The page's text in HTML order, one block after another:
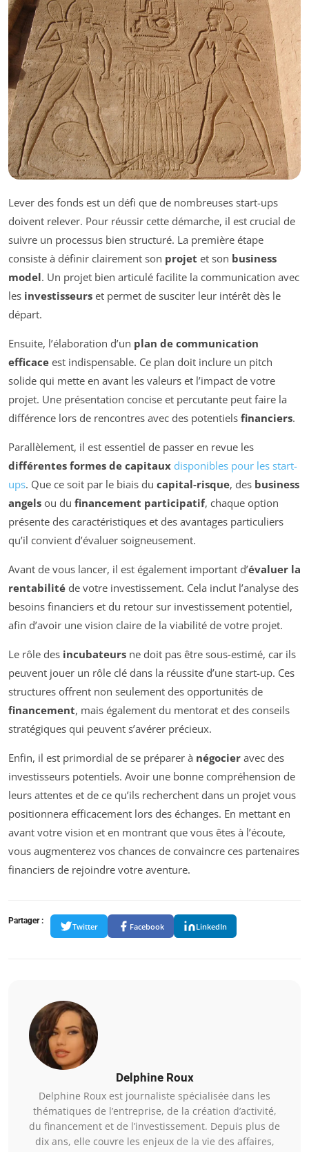
Lever des fonds est un défi que de nombreuses start-ups
doivent relever. Pour réussir cette démarche, il est crucial de
suivre un processus bien structuré. La première étape
consiste à définir clairement son projet et son business
model. Un projet bien articulé facilite la communication avec
les investisseurs et permet de susciter leur intérêt dès le
départ.
Ensuite, l’élaboration d’un plan de communication
efficace est indispensable. Ce plan doit inclure un pitch
solide qui mette en avant les valeurs et l’impact de votre
projet. Une présentation concise et percutante peut faire la
différence lors de rencontres avec des potentiels financiers.
Parallèlement, il est essentiel de passer en revue les
différentes formes de capitaux disponibles pour les start-
ups. Que ce soit par le biais du capital-risque, des business
angels ou du financement participatif, chaque option
présente des caractéristiques et des avantages particuliers
qu’il convient d’évaluer soigneusement.
Avant de vous lancer, il est également important d’évaluer la
rentabilité de votre investissement. Cela inclut l’analyse des
besoins financiers et du retour sur investissement potentiel,
afin d’avoir une vision claire de la viabilité de votre projet.
Le rôle des incubateurs ne doit pas être sous-estimé, car ils
peuvent jouer un rôle clé dans la réussite d’une start-up. Ces
structures offrent non seulement des opportunités de
financement, mais également du mentorat et des conseils
stratégiques qui peuvent s’avérer précieux.
Enfin, il est primordial de se préparer à négocier avec des
investisseurs potentiels. Avoir une bonne compréhension de
leurs attentes et de ce qu’ils recherchent dans un projet vous
positionnera efficacement lors des échanges. En mettant en
avant votre vision et en montrant que vous êtes à l’écoute,
vous augmenterez vos chances de convaincre ces partenaires
financiers de rejoindre votre aventure.
Partager :
Twitter Facebook LinkedIn
Delphine Roux
Delphine Roux est journaliste spécialisée dans les
thématiques de l’entreprise, de la création d’activité,
du financement et de l’investissement. Depuis plus de
dix ans, elle couvre les enjeux de la vie des affaires,